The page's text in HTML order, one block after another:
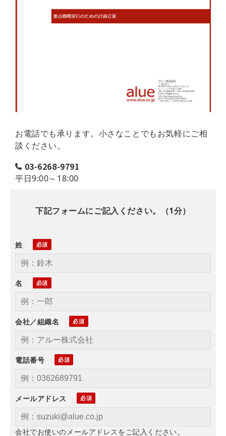
お電話でも承ります。小さなことでもお気軽にご相
談ください。
03-6268-9791
平日9:00～18:00
下記フォームにご記入ください。（1分）
姓
名
会社／組織名
電話番号
メールアドレス
会社でお使いのメールアドレスをご記入ください。